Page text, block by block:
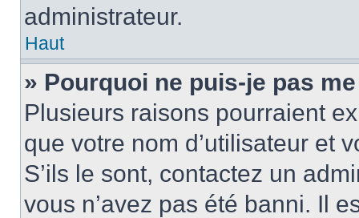
administrateur.
Haut
» Pourquoi ne puis-je pas
Plusieurs raisons pourraient
que votre nom d’utilisateur et
S’ils le sont, contactez un
vous n’avez pas été banni. Il